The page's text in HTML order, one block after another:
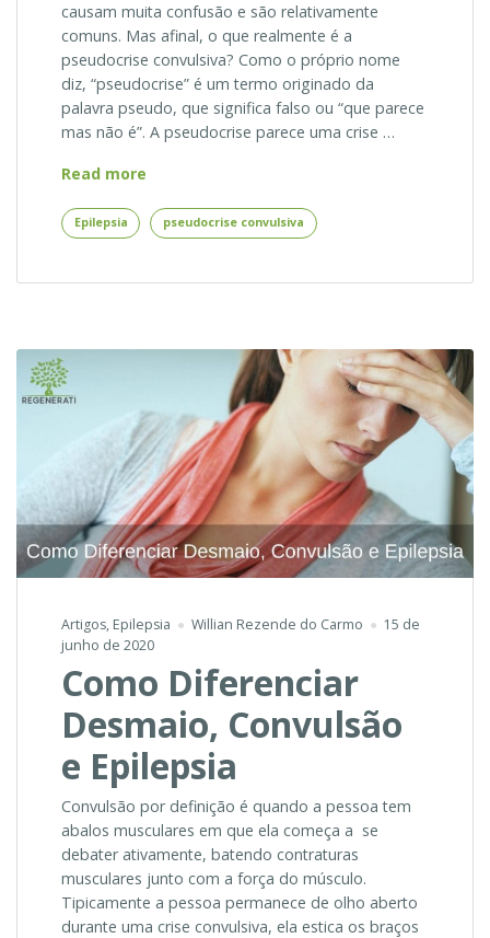
causam muita confusão e são relativamente
comuns. Mas afinal, o que realmente é a
pseudocrise convulsiva? Como o próprio nome
diz, “pseudocrise” é um termo originado da
palavra pseudo, que significa falso ou “que parece
mas não é”. A pseudocrise parece uma crise …
Read more
a
Pseudocrise
Epilepsia pseudocrise convulsiva
Artigos, Epilepsia Willian Rezende do Carmo
15 de
junho de 2020
Como Diferenciar
Desmaio, Convulsão
e Epilepsia
Convulsão por definição é quando a pessoa tem
abalos musculares em que ela começa a se
debater ativamente, batendo contraturas
musculares junto com a força do músculo.
Tipicamente a pessoa permanece de olho aberto
durante uma crise convulsiva, ela estica os braços